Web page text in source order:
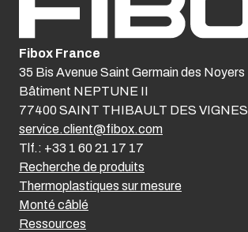
Recherche de produits
Thermoplastiques sur mesure
Monté câblé
Ressources
Fibox France
35 Bis Avenue Saint Germain des Noyers
Bâtiment NEPTUNE II
77400 SAINT THIBAULT DES VIGNES
service.client@fibox.com
Tlf.: +33 1 60 21 17 17